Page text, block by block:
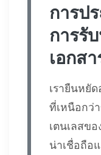
การป
การรั
เอกสา
เรายืนหยั
ที่เหนือกว่
เตนเลสข
น่าเชื่อถือ